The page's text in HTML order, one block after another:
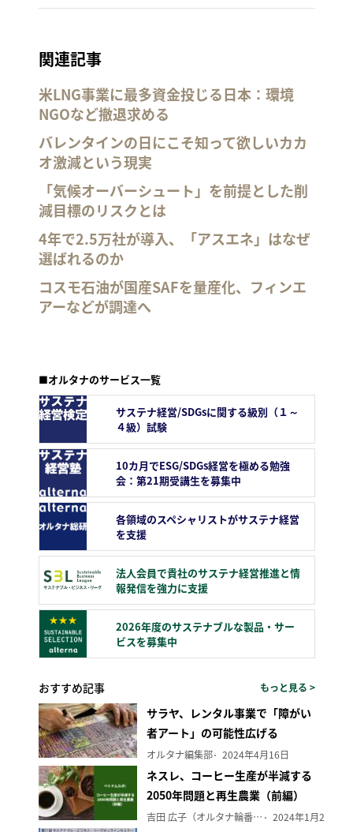
関連記事
米LNG事業に最多資金投じる日本：環境
NGOなど撤退求める
バレンタインの日にこそ知って欲しいカカ
オ激減という現実
「気候オーバーシュート」を前提とした削
減目標のリスクとは
4年で2.5万社が導入、「アスエネ」はなぜ
選ばれるのか
コスモ石油が国産SAFを量産化、フィンエ
アーなどが調達へ
■オルタナのサービス一覧
サステナ経営/SDGsに関する級別（１～
４級）試験
10カ月でESG/SDGs経営を極める勉強
会：第21期受講生を募集中
各領域のスペシャリストがサステナ経営
を支援
法人会員で貴社のサステナ経営推進と情
報発信を強力に支援
2026年度のサステナブルな製品・サー
ビスを募集中
おすすめ記事 もっと見る >
サラヤ、レンタル事業で「障がい
者アート」の可能性広げる
オルタナ編集部 2024年4月16日
ネスレ、コーヒー生産が半減する
2050年問題と再生農業（前編）
吉田 広子（オルタナ輪番編集長） 2024年1月29日